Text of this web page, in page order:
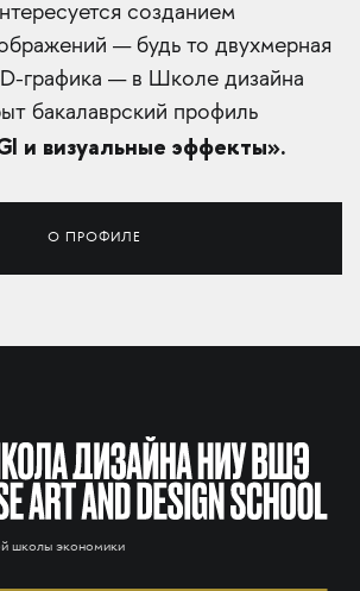
созданием
— будь то двухмерная
графика — в Школе дизайна
бакалаврский профиль
и визуальные эффекты».
О ПРОФИЛЕ
школы экономики